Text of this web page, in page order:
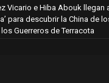
Vicario e Hiba Abouk llegan
para descubrir la China de
Guerreros de Terracota